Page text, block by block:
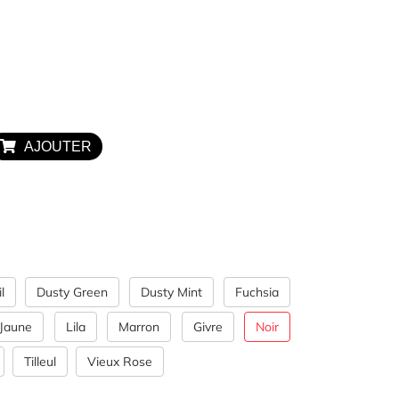
AJOUTER
Dusty Green Dusty Mint Fuchsia
Jaune Lila Marron Givre Noir
Tilleul Vieux Rose